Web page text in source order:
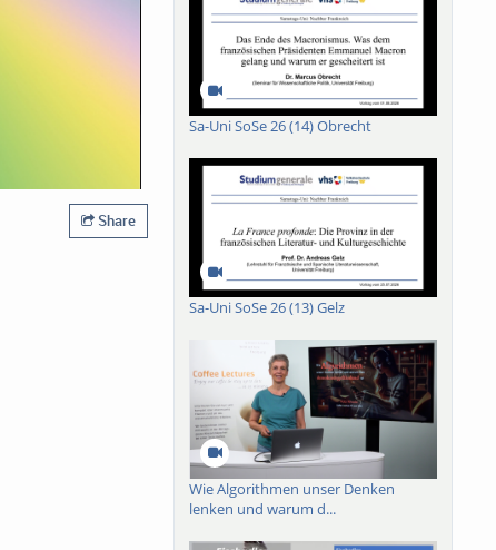
Share
Sa-Uni SoSe 26 (14) Obrecht
Sa-Uni SoSe 26 (13) Gelz
Wie Algorithmen unser Denken
lenken und warum d...